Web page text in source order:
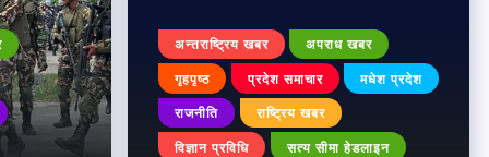
अन्तराष्ट्रिय खबर अपराध खबर
गृहपृष्ठ प्रदेश समाचार मधेश प्रदेश
राजनीति राष्ट्रिय खबर
विज्ञान प्रविधि सत्य सीमा हेडलाइन